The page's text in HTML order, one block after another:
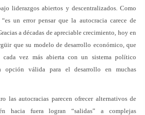
liderazgos abiertos y descentralizados. Como
un error pensar que la autocracia carece de
a décadas de apreciable crecimiento, hoy en
que su modelo de desarrollo económico, que
cada vez más abierta con un sistema político
opción válida para el desarrollo en muchas
las autocracias parecen ofrecer alternativos de
hacia fuera logran “salidas” a complejas